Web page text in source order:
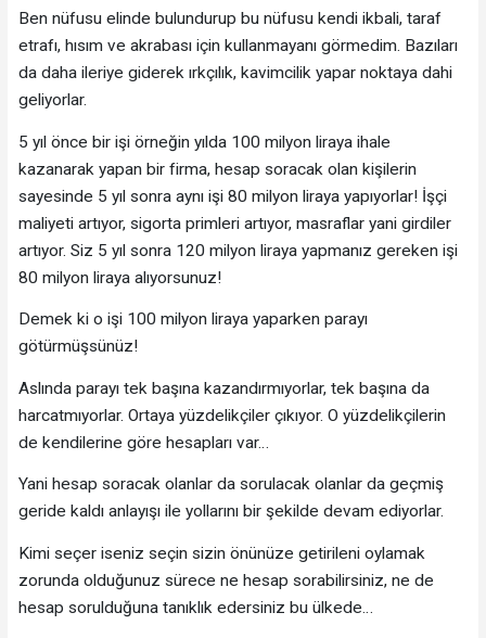
Ben nüfusu elinde bulundurup bu nüfusu kendi ikbali, taraf
etrafı, hısım ve akrabası için kullanmayanı görmedim. Bazıları
da daha ileriye giderek ırkçılık, kavimcilik yapar noktaya dahi
geliyorlar.
5 yıl önce bir işi örneğin yılda 100 milyon liraya ihale
kazanarak yapan bir firma, hesap soracak olan kişilerin
sayesinde 5 yıl sonra aynı işi 80 milyon liraya yapıyorlar! İşçi
maliyeti artıyor, sigorta primleri artıyor, masraflar yani girdiler
artıyor. Siz 5 yıl sonra 120 milyon liraya yapmanız gereken işi
80 milyon liraya alıyorsunuz!
Demek ki o işi 100 milyon liraya yaparken parayı
götürmüşsünüz!
Aslında parayı tek başına kazandırmıyorlar, tek başına da
harcatmıyorlar. Ortaya yüzdelikçiler çıkıyor. O yüzdelikçilerin
de kendilerine göre hesapları var…
Yani hesap soracak olanlar da sorulacak olanlar da geçmiş
geride kaldı anlayışı ile yollarını bir şekilde devam ediyorlar.
Kimi seçer iseniz seçin sizin önünüze getirileni oylamak
zorunda olduğunuz sürece ne hesap sorabilirsiniz, ne de
hesap sorulduğuna tanıklık edersiniz bu ülkede…